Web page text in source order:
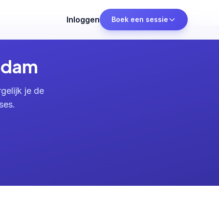
Inloggen Boek een sessie
je de